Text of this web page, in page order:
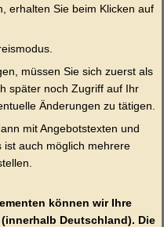
erhalten Sie beim Klicken auf
müssen Sie sich zuerst als
später noch Zugriff auf Ihr
Änderungen zu tätigen.
mit Angebotstexten und
ist auch möglich mehrere
können wir Ihre
Deutschland). Die